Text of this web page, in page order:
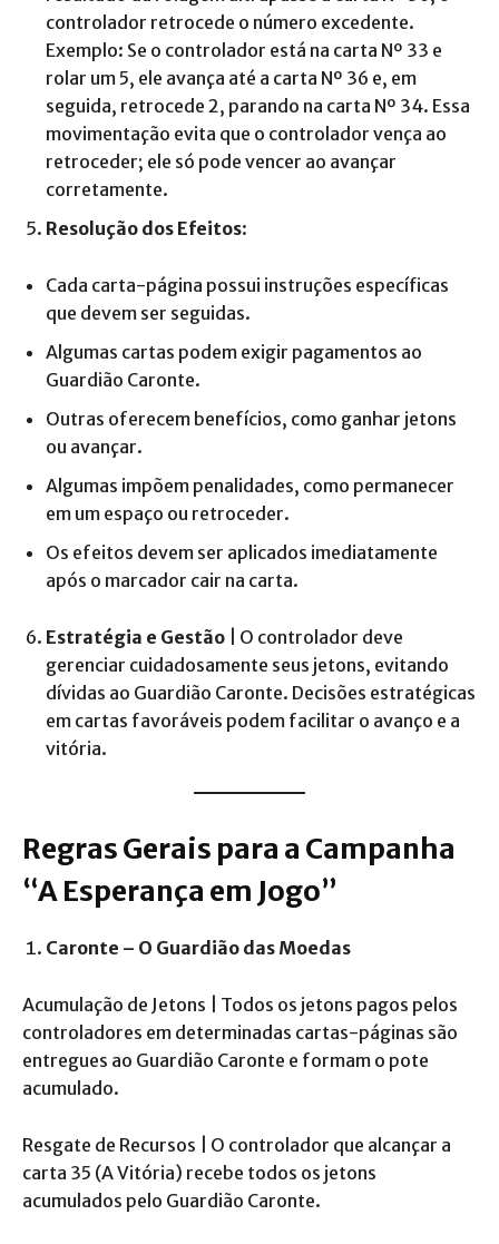
controlador retrocede o número excedente.
Exemplo: Se o controlador está na carta Nº 33 e
rolar um 5, ele avança até a carta Nº 36 e, em
seguida, retrocede 2, parando na carta Nº 34. Essa
movimentação evita que o controlador vença ao
retroceder; ele só pode vencer ao avançar
corretamente.
Resolução dos Efeitos:
Cada carta-página possui instruções específicas
que devem ser seguidas.
Algumas cartas podem exigir pagamentos ao
Guardião Caronte.
Outras oferecem benefícios, como ganhar jetons
ou avançar.
Algumas impõem penalidades, como permanecer
em um espaço ou retroceder.
Os efeitos devem ser aplicados imediatamente
após o marcador cair na carta.
Estratégia e Gestão | O controlador deve
gerenciar cuidadosamente seus jetons, evitando
dívidas ao Guardião Caronte. Decisões estratégicas
em cartas favoráveis podem facilitar o avanço e a
vitória.
Regras Gerais para a Campanha
“A Esperança em Jogo”
Caronte – O Guardião das Moedas
Acumulação de Jetons | Todos os jetons pagos pelos
controladores em determinadas cartas-páginas são
entregues ao Guardião Caronte e formam o pote
acumulado.
Resgate de Recursos | O controlador que alcançar a
carta 35 (A Vitória) recebe todos os jetons
acumulados pelo Guardião Caronte.